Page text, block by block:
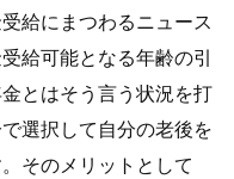
給にまつわるニュース
給可能となる年齢の引
とはそう言う状況を打
選択して自分の老後を
そのメリットとして